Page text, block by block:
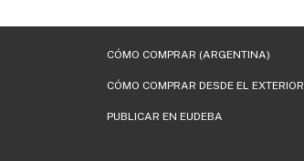
CÓMO COMPRAR (ARGENTINA)
CÓMO COMPRAR DESDE EL EXTERIOR
PUBLICAR EN EUDEBA